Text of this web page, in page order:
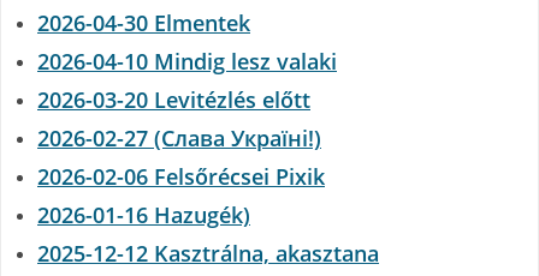
2026-04-30 Elmentek
2026-04-10 Mindig lesz valaki
2026-03-20 Levitézlés előtt
2026-02-27 (Слава Україні!)
2026-02-06 Felsőrécsei Pixik
2026-01-16 Hazugék)
2025-12-12 Kasztrálna, akasztana